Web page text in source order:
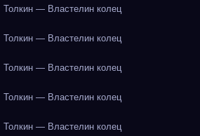
— Властелин колец
— Властелин колец
— Властелин колец
— Властелин колец
— Властелин колец